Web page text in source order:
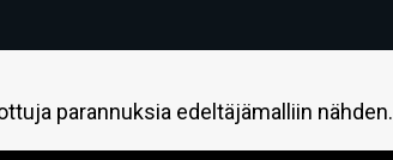
parannuksia edeltäjämalliin nähden.